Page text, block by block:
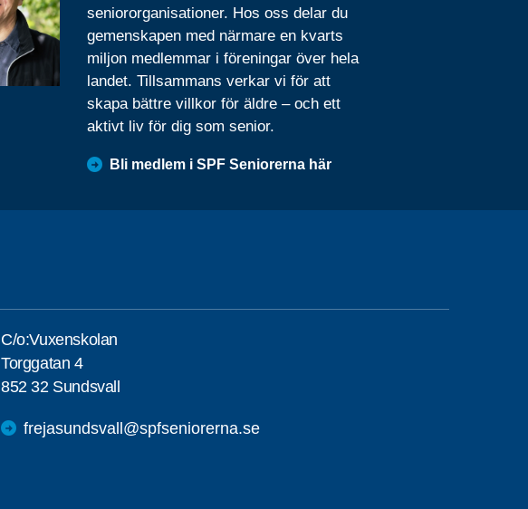
seniororganisationer. Hos oss delar du
gemenskapen med närmare en kvarts
miljon medlemmar i föreningar över hela
landet. Tillsammans verkar vi för att
skapa bättre villkor för äldre – och ett
aktivt liv för dig som senior.
Bli medlem i SPF Seniorerna här
C/o:Vuxenskolan
Torggatan 4
852 32 Sundsvall
frejasundsvall@spfseniorerna.se